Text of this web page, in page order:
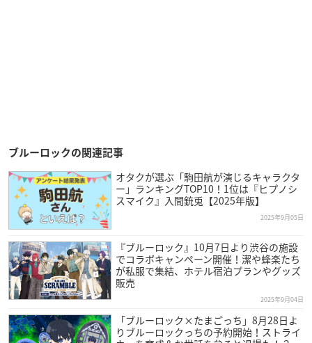
ブルーロックの関連記事
オタクが選ぶ「駒田航が演じるキャラクタ
ー」ランキングTOP10！1位は『ヒプノシ
スマイク』入間銃兎【2025年版】
2025年9月05日
『ブルーロック』10月7日より渋谷の施設
でコラボキャンペーン開催！潔や蜂楽たち
が私服で集結、ホテル宿泊プランやグッズ
販売
2025年9月04日
「ブルーロック×たまごっち」8月28日よ
りブルーロックっちの予約開始！ストライ